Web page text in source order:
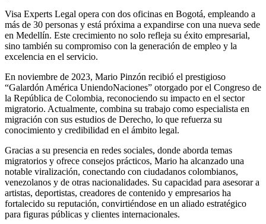
Visa Experts Legal opera con dos oficinas en Bogotá, empleando a
más de 30 personas y está próxima a expandirse con una nueva sede
en Medellín. Este crecimiento no solo refleja su éxito empresarial,
sino también su compromiso con la generación de empleo y la
excelencia en el servicio.
En noviembre de 2023, Mario Pinzón recibió el prestigioso
“Galardón América UniendoNaciones” otorgado por el Congreso de
la República de Colombia, reconociendo su impacto en el sector
migratorio. Actualmente, combina su trabajo como especialista en
migración con sus estudios de Derecho, lo que refuerza su
conocimiento y credibilidad en el ámbito legal.
Gracias a su presencia en redes sociales, donde aborda temas
migratorios y ofrece consejos prácticos, Mario ha alcanzado una
notable viralización, conectando con ciudadanos colombianos,
venezolanos y de otras nacionalidades. Su capacidad para asesorar a
artistas, deportistas, creadores de contenido y empresarios ha
fortalecido su reputación, convirtiéndose en un aliado estratégico
para figuras públicas y clientes internacionales.